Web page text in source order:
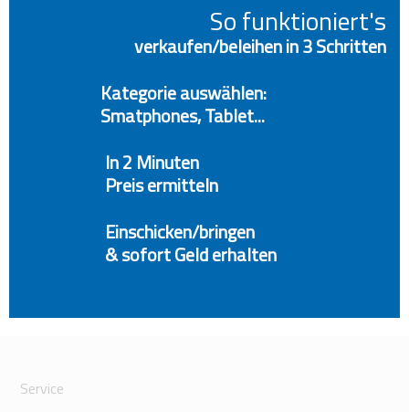
So funktioniert's
verkaufen/beleihen in 3 Schritten
Kategorie auswählen:
Smatphones, Tablet...
In 2 Minuten
Preis ermitteln
Einschicken/bringen
& sofort Geld erhalten
Service